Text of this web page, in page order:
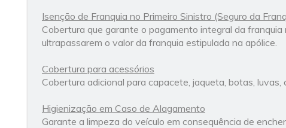
Isenção de Franquia no Primeiro Sinistro (Seguro da
Cobertura que garante o pagamento integral da franquia
ultrapassarem o valor da franquia estipulada na apólice.
Cobertura para acessórios
Cobertura adicional para capacete, jaqueta, botas, luvas,
Higienização em Caso de Alagamento
Garante a limpeza do veículo em consequência de